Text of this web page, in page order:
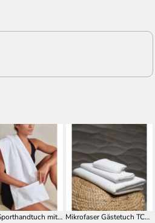
Luxus Sporthandtuch mit Geräteüberzug TC007 Mikrofaser Gästetuch TC016